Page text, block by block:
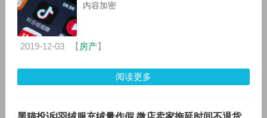
内容加密
2019-12-03 【 房产】
阅读更多